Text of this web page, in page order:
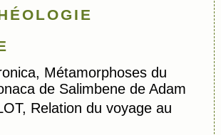
Métamorphoses du
de Salimbene de Adam
Relation du voyage au